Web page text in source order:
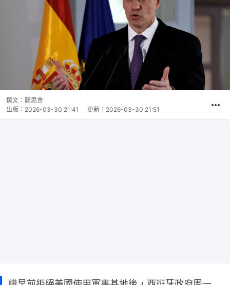
撰文： 藺思含
出版： 2026-03-30 21:41 更新： 2026-03-30 21:51